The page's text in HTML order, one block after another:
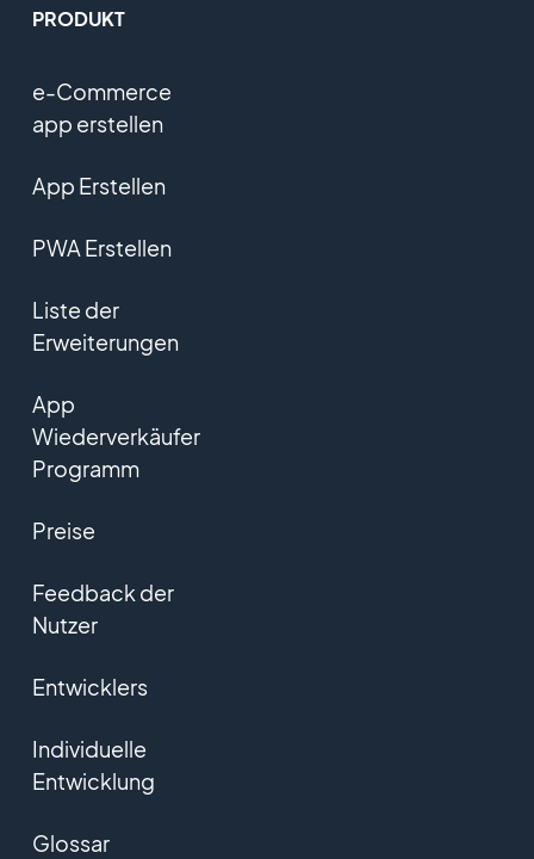
PRODUKT
e-Commerce
app erstellen
App Erstellen
PWA Erstellen
Liste der
Erweiterungen
App
Wiederverkäufer
Programm
Preise
Feedback der
Nutzer
Entwicklers
Individuelle
Entwicklung
Glossar